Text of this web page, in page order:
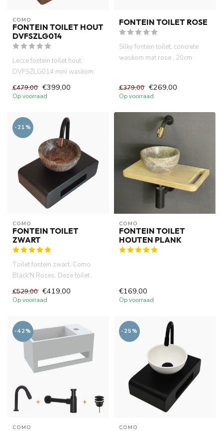
COMO
FONTEIN TOILET HOUT
DVFSZLG014
Lecce fontein toilet hout
DVFSZLG014 mini waskom
20 ...
€479,00 €399,00
Op voorraad
FONTEIN TOILET ROSE
Silky fontein toilet, concrete
waskom mat rose , 20cm
€379,00 €269,00
Op voorraad
-21%
COMO
FONTEIN TOILET
ZWART
Toilet fontein zwart, Como
Black'N Roses. Deze toilet
€529,00 €419,00
Op voorraad
COMO
FONTEIN TOILET
HOUTEN PLANK
€169,00
Op voorraad
-42%
COMO
-25%
COMO